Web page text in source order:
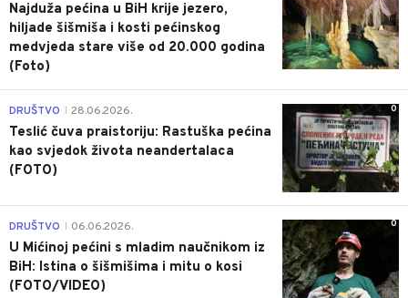
Najduža pećina u BiH krije jezero,
hiljade šišmiša i kosti pećinskog
medvjeda stare više od 20.000 godina
(Foto)
0
DRUŠTVO 28.06.2026.
Teslić čuva praistoriju: Rastuška pećina
kao svjedok života neandertalaca
(FOTO)
0
DRUŠTVO 06.06.2026.
U Mićinoj pećini s mladim naučnikom iz
BiH: Istina o šišmišima i mitu o kosi
(FOTO/VIDEO)